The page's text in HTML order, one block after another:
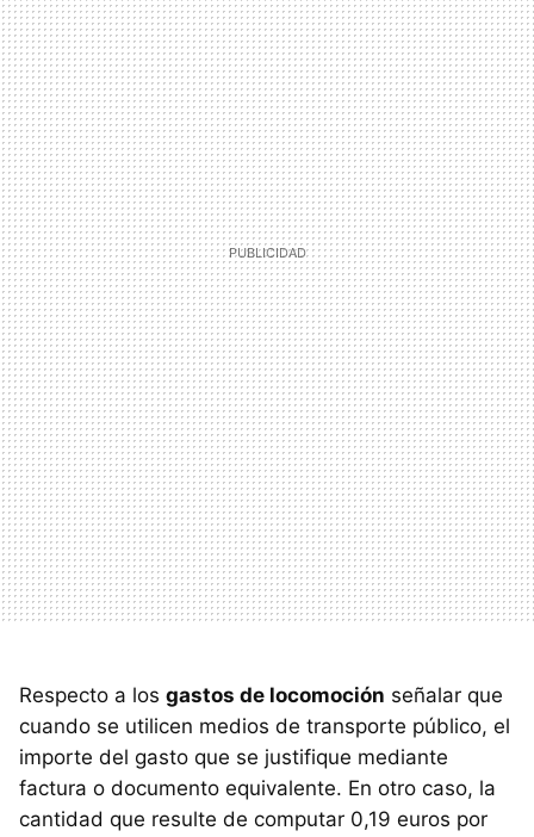
Respecto a los gastos de locomoción señalar que
cuando se utilicen medios de transporte público, el
importe del gasto que se justifique mediante
factura o documento equivalente. En otro caso, la
cantidad que resulte de computar 0,19 euros por